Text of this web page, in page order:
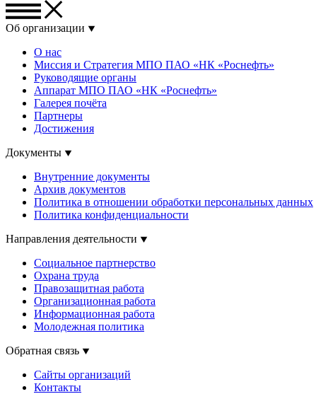
Об организации
О нас
Миссия и Стратегия МПО ПАО «НК «Роснефть»
Руководящие органы
Аппарат МПО ПАО «НК «Роснефть»
Галерея почёта
Партнеры
Достижения
Документы
Внутренние документы
Архив документов
Политика в отношении обработки персональных данных
Политика конфиденциальности
Направления деятельности
Социальное партнерство
Охрана труда
Правозащитная работа
Организационная работа
Информационная работа
Молодежная политика
Обратная связь
Сайты организаций
Контакты